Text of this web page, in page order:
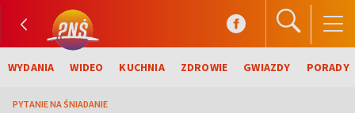
WYDANIA WIDEO KUCHNIA ZDROWIE GWIAZDY PORADY
PYTANIE NA ŚNIADANIE